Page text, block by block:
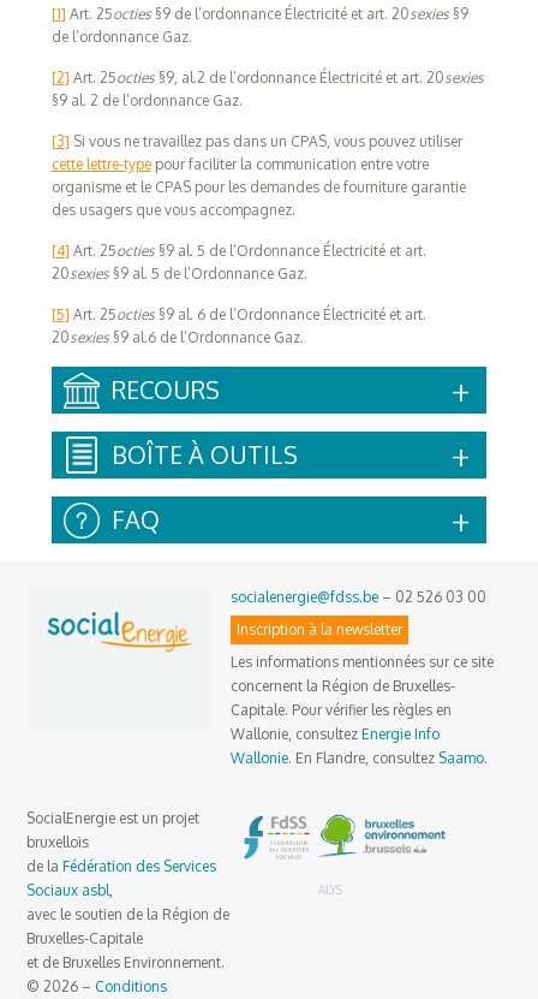
[1] Art. 25octies§9 de l’ordonnance Électricité et art. 20sexies §9
de l’ordonnance Gaz.
[2] Art. 25octies§9, al.2 de l’ordonnance Électricité et art. 20sexies
§9 al. 2 de l’ordonnance Gaz.
[3] Si vous ne travaillez pas dans un CPAS, vous pouvez utiliser
cette lettre-typepour faciliter la communication entre votre
organisme et le CPAS pour les demandes de fourniture garantie
des usagers que vous accompagnez.
[4] Art. 25octies§9 al. 5 de l’Ordonnance Électricité et art.
20sexies§9 al. 5 de l’Ordonnance Gaz.
[5] Art. 25octies§9 al. 6 de l’Ordonnance Électricité et art.
20sexies§9 al.6 de l’Ordonnance Gaz.
RECOURS
BOÎTE À OUTILS
FAQ
socialenergie@fdss.be – 02 526 03 00
Inscription à la newsletter
Les informations mentionnées sur ce site
concernent la Région de Bruxelles-
Capitale. Pour vérifier les règles en
Wallonie, consultezEnergie Info
Wallonie. En Flandre, consultez Saamo.
SocialEnergie est un projet
bruxellois
de laFédération des Services
Sociaux asbl
avec le soutien de la Région de
Bruxelles-Capitale
et de Bruxelles Environnement.
© 2026 – Conditions
ALYS